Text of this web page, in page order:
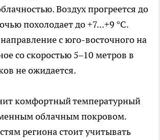
Воздух прогреется до
похолодает до +7...+9 °C.
с юго-восточного на
со скоростью 5–10 метров в
не ожидается.
комфортный температурный
облачным покровом.
региона стоит учитывать